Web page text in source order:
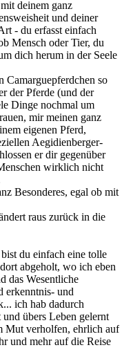
deinem ganz
und deiner
- du erfasst einfach
Mensch oder Tier, du
dich herum in der Seele
Camarguepferdchen so
der Pferde (und der
Dinge nochmal um
mir meinen ganz
eigenen Pferd,
Aegidienberger-
er dir gegenüber
wirklich nicht
Besonderes, egal ob mit
raus zurück in die
du einfach eine tolle
abgeholt, wo ich eben
das Wesentliche
erkenntnis- und
ich hab dadurch
übers Leben gelernt
Mut verholfen, ehrlich auf
und mehr auf die Reise